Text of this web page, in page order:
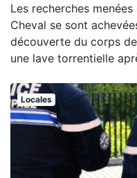
Les recherches
Cheval se sont
découverte du corps
une lave torrentielle
Locales